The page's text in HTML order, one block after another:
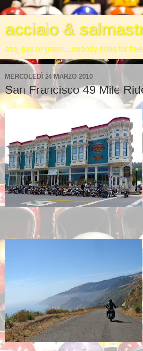
acciaio &
ass, gas or grass....nobody rides for
MERCOLEDÌ 24 MARZO 2010
San Francisco 49 Mile